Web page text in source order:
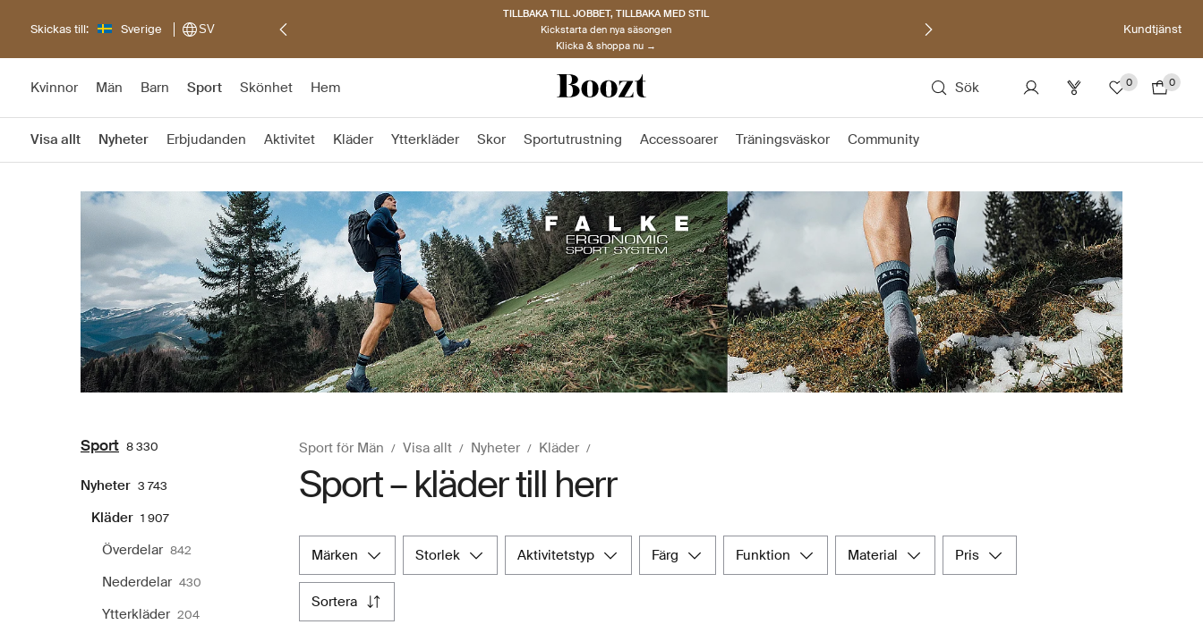
Skickas till: Sverige SV
TILLBAKA TILL JOBBET, TILLBAKA MED STIL
Kickstarta den nya säsongen
Klicka & shoppa nu →
Kundtjänst
Kvinnor Män Barn Sport Skönhet Hem Sök 0 0
Visa allt Nyheter Erbjudanden Aktivitet Kläder Ytterkläder Skor Sportutrustning Accessoarer Träningsväskor Community
Sport 8 330
Nyheter 3 743
Kläder 1 907
Överdelar 842
Nederdelar 430
Ytterkläder 204
Sport för Män Visa allt Nyheter Kläder
Sport – kläder till herr
märken storlek aktivitetstyp färg funktion material pris
sortera